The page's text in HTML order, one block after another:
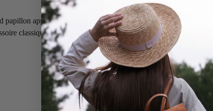
papillon apporte une note délicate et originale à ce sac. Il transforme
classique en une pièce tendance qui attire le regard, sans en